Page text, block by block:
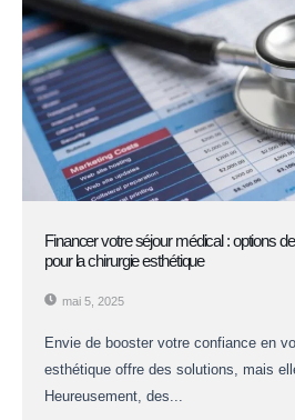
Financer votre séjour médical : options
pour la chirurgie esthétique
mai 5, 2025
Envie de booster votre confiance en
esthétique offre des solutions, mais
Heureusement, des...